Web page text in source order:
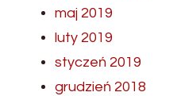
maj 2019
luty 2019
styczeń 2019
grudzień 2018